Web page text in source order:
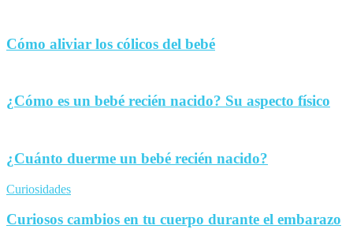
Cómo aliviar los cólicos del bebé
¿Cómo es un bebé recién nacido? Su aspecto físico
¿Cuánto duerme un bebé recién nacido?
Curiosidades
Curiosos cambios en tu cuerpo durante el embarazo